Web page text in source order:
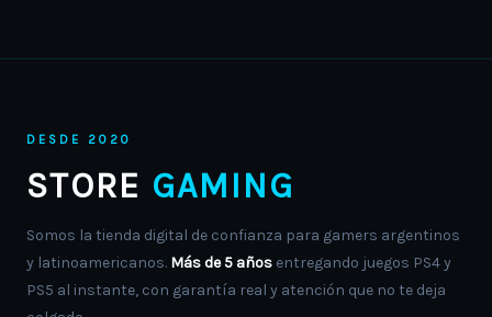
DESDE 2020
STORE GAMING
Somos la tienda digital de confianza para gamers argentinos
y latinoamericanos. Más de 5 años entregando juegos PS4 y
PS5 al instante, con garantía real y atención que no te deja